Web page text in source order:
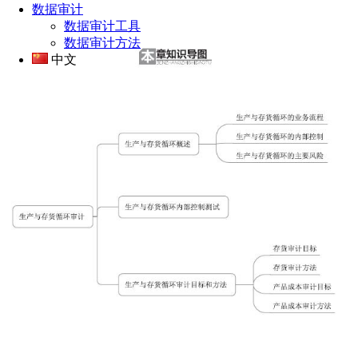
数据审计
数据审计工具
数据审计方法
中文